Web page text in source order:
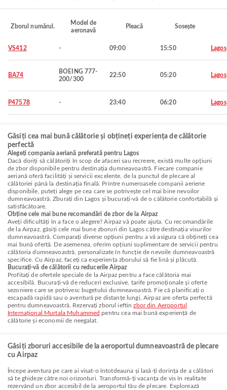
Zborul numărul.
Model de
aeronavă
Pleacă Sosește
VS412 - 09:00 15:50 Lagos
BA74
BOEING 777-
200/300
22:50 05:20 Lagos
P47578 - 23:40 06:20 Lagos
Găsiți cea mai bună călătorie și obțineți experiența de călătorie
perfectă
Alegeți compania aeriană preferată pentru Lagos
Dacă doriți să călătoriți în scop de afaceri sau recreere, există multe opțiuni
de zbor disponibile pentru destinația dumneavoastră. Fiecare companie
aeriană oferă facilități și servicii excelente, de la punctul de plecare al
călătoriei până la destinația finală. Printre numeroasele companii aeriene
disponibile, puteți alege pe cea care se potrivește cel mai bine nevoilor
dumneavoastră. Zburați din Lagos și bucurați-vă de o călătorie confortabilă și
satisfăcătoare.
Obține cele mai bune recomandări de zbor de la Airpaz
Aveți dificultăți în a face o alegere? Airpaz vă poate ajuta. Cu recomandările
de la Airpaz, găsiți cele mai bune zboruri din Lagos către destinația visurilor
dumneavoastră. Comparați diverse opțiuni pentru a vă asigura că obțineți cea
mai bună ofertă. De asemenea, oferim opțiuni suplimentare de servicii pentru
călătoria dumneavoastră, personalizate în funcție de nevoile dumneavoastră
specifice. Cu Airpaz, faceți ca experiența zborului să fie lină și plăcută.
Bucurați-vă de călătorii cu reducerile Airpaz
Profitați de ofertele speciale de la Airpaz pentru a face călătoria mai
accesibilă. Bucurați-vă de reduceri exclusive, tarife promoționale și oferte
sezoniere care se potrivesc bugetului dumneavoastră. Fie că planificați o
escapadă rapidă sau o aventură pe distanțe lungi, Airpaz are oferta perfectă
pentru dumneavoastră. Rezervați zborul ieftinzbor din Aeroportul
Internațional Murtala Muhammed pentru cea mai bună experiență de
călătorie și economii de neegalat.
Găsiți zboruri accesibile de la aeroportul dumneavoastră de plecare
cu Airpaz
Începe aventura pe care ai visat-o întotdeauna și lasă-ți dorința de a călători
să te ghideze către noi orizonturi. Transformă-ți vacanța de vis în realitate
rezervând un zbor accesibil de la aeroportul tău de plecare. Explorează